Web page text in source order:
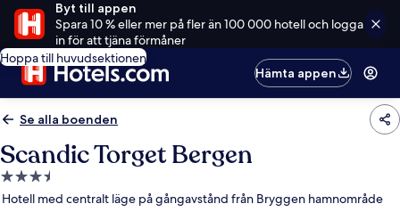
Byt till appen
Spara 10 % eller mer på fler än 100 000 hotell och logga
in för att tjäna förmåner
Hoppa till huvudsektionen
Hämta appen
Se alla boenden
Scandic Torget Bergen
3.5-
stjärnigt
Hotell med centralt läge på gångavstånd från Bryggen hamnområde